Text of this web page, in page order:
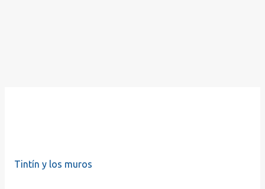
Tintín y los muros